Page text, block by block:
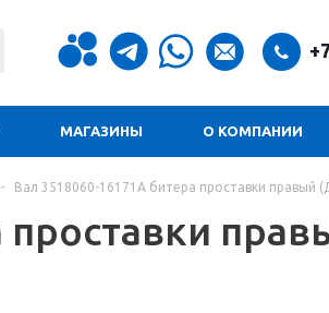
МАГАЗИНЫ О КОМПАНИИ
- Вал 3518060-16171А битера проставки правый
проставки